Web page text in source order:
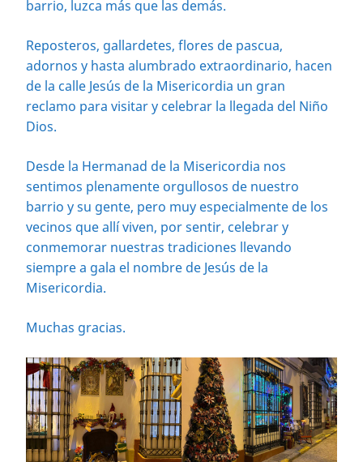
barrio, luzca más que las demás.
Reposteros, gallardetes, flores de pascua,
adornos y hasta alumbrado extraordinario, hacen
de la calle Jesús de la Misericordia un gran
reclamo para visitar y celebrar la llegada del Niño
Dios.
Desde la Hermanad de la Misericordia nos
sentimos plenamente orgullosos de nuestro
barrio y su gente, pero muy especialmente de los
vecinos que allí viven, por sentir, celebrar y
conmemorar nuestras tradiciones llevando
siempre a gala el nombre de Jesús de la
Misericordia.
Muchas gracias.